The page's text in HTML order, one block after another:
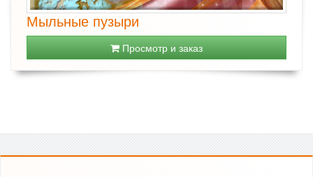
Мыльные пузыри
Просмотр и заказ